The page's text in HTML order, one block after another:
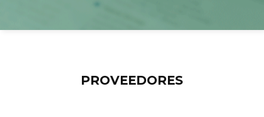
PROVEEDORES